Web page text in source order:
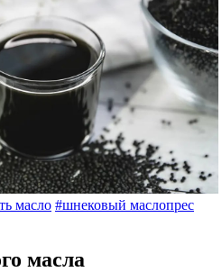
масло #шнековый маслопрес
масла